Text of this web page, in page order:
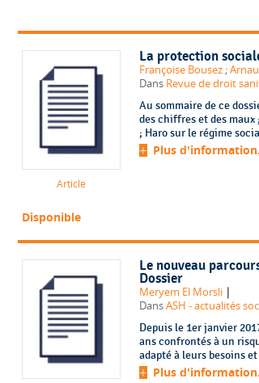
Article
La protection
Françoise Bousez;
Dans Revue de droit
Au sommaire de ce
des chiffres et des
; Haro sur le régime
Plus
Disponible
Le nouveau
Dossier
Meryem El Morsli |
DansASH - actualités
Depuis le 1er janvier
ans confrontés à un
adapté à leurs besoins
Plus